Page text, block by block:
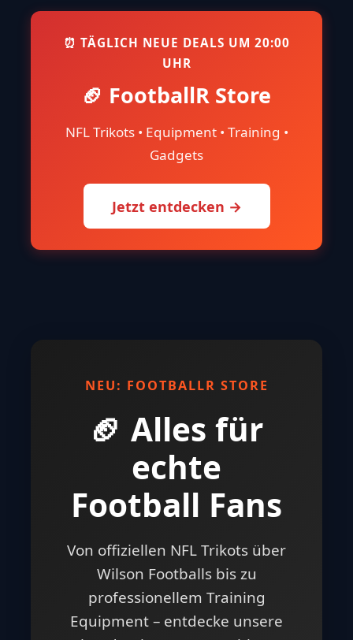
⏰ TÄGLICH NEUE DEALS UM 20:00
UHR
🏈 FootballR Store
NFL Trikots • Equipment • Training •
Gadgets
Jetzt entdecken →
NEU: FOOTBALLR STORE
🏈 Alles für
echte
Football Fans
Von offiziellen NFL Trikots über
Wilson Footballs bis zu
professionellem Training
Equipment – entdecke unsere